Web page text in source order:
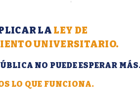
LA LEY DE
UNIVERSITARIO.
NO PUEDE ESPERAR
LO QUE FUNCIONA.
Diplomaturas